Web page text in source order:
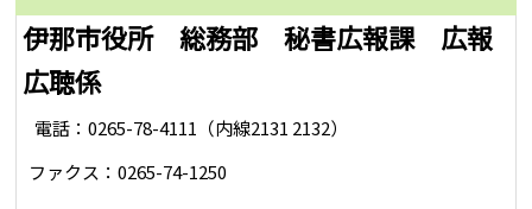
伊那市役所 総務部 秘書広報課 広報
広聴係
電話：0265-78-4111（内線2131 2132）
ファクス：0265-74-1250